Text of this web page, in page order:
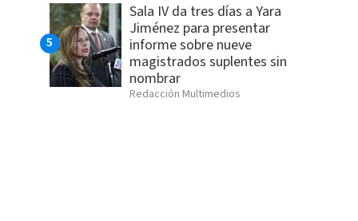
Sala IV da tres días a Yara
Jiménez para presentar
informe sobre nueve
magistrados suplentes sin
nombrar
Redacción Multimedios